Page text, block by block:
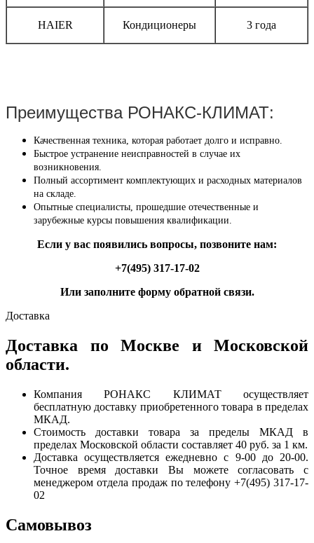
HAIER Кондиционеры 3 года
Преимущества РОНАКС-КЛИМАТ:
Качественная техника, которая работает долго и исправно.
Быстрое устранение неисправностей в случае их
возникновения.
Полный ассортимент комплектующих и расходных материалов
на складе.
Опытные специалисты, прошедшие отечественные и
зарубежные курсы повышения квалификации.
Если у вас появились вопросы, позвоните нам:
+7(495) 317-17-02
Или заполните форму обратной связи.
Доставка
Доставка по Москве и Московской
области.
Компания РОНАКС КЛИМАТ осуществляет
бесплатную доставку приобретенного товара в пределах
МКАД.
Стоимость доставки товара за пределы МКАД в
пределах Московской области составляет 40 руб. за 1 км.
Доставка осуществляется ежедневно с 9-00 до 20-00.
Точное время доставки Вы можете согласовать с
менеджером отдела продаж по телефону +7(495) 317-17-
02
Самовывоз